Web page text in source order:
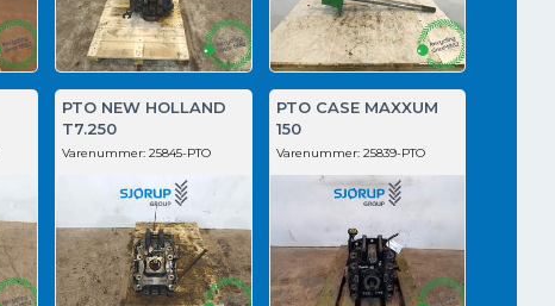
PTO NEW HOLLAND
T7.250
Varenummer: 25845-PTO
PTO CASE MAXXUM
150
Varenummer: 25839-PTO